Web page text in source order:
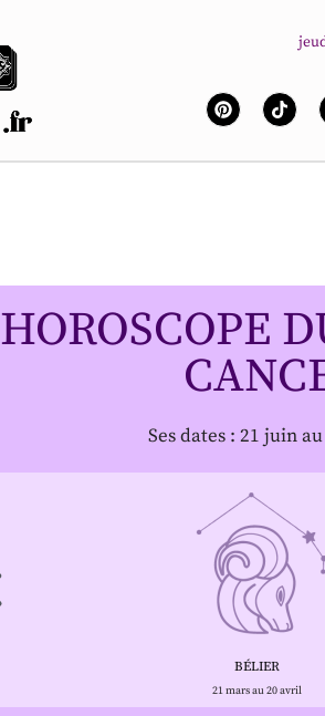
HOROSCOPE
Ses dates : 21 juin
BÉLIER
21 mars au 20 avril